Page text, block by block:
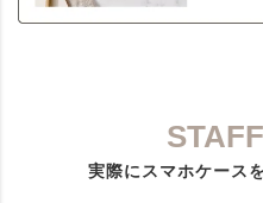
実際にスマホケース